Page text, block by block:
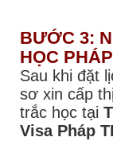
BƯỚC 3:
HỌC
Sau khi đặt
sơ xin cấp
trắc học tại
Visa Pháp